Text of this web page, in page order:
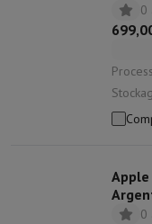
0
Modèle
Apple
0